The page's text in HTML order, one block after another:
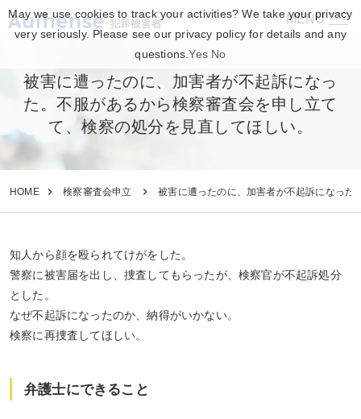
MENU
犯罪被害者
被害に遭ったのに、加害者が不起訴になっ
た。不服があるから検察審査会を申し立て
て、検察の処分を見直してほしい。
HOME 検察審査会申立 被害に遭ったのに、加害者が不起訴になった
知人から顔を殴られてけがをした。
警察に被害届を出し、捜査してもらったが、検察官が不起訴処分
とした。
なぜ不起訴になったのか、納得がいかない。
検察に再捜査してほしい。
弁護士にできること
May we use cookies to track your activities? We take your privacy
very seriously. Please see our privacy policy for details and any
questions.Yes No